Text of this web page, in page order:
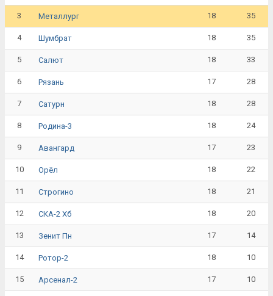
3 Металлург 18 35
4 Шумбрат 18 35
5 Салют 18 33
6 Рязань 17 28
7 Сатурн 18 28
8 Родина-3 18 24
9 Авангард 17 23
10 Орёл 18 22
11 Строгино 18 21
12 СКА-2 Хб 18 20
13 Зенит Пн 17 14
14 Ротор-2 18 10
15 Арсенал-2 17 10